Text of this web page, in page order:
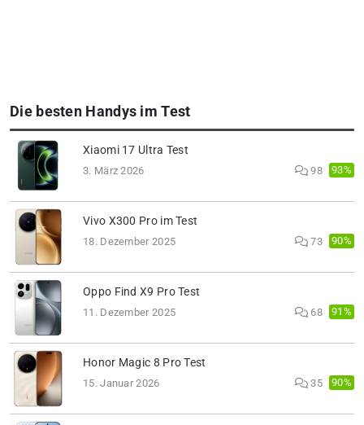
Die besten Handys im Test
Xiaomi 17 Ultra Test
3. März 2026 98 93%
Vivo X300 Pro im Test
18. Dezember 2025 73 90%
Oppo Find X9 Pro Test
11. Dezember 2025 68 91%
Honor Magic 8 Pro Test
15. Januar 2026 35 90%